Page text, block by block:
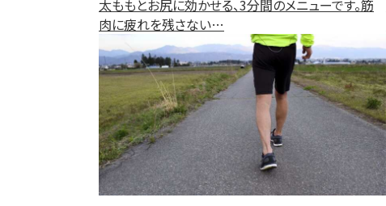
太ももとお尻に効かせる、3分間のメニューです。筋
肉に疲れを残さない…